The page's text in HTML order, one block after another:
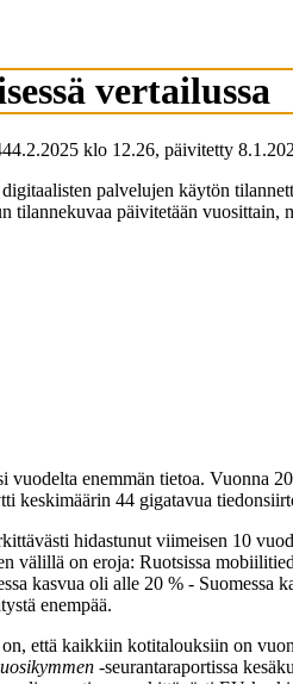
vertailussa
4.2.2025 klo 12.26, päivitetty
palvelujen käytön
päivitetään
enemmän tietoa.
keskimäärin 44 gigatavua
hidastunut viimeisen 10
välillä on eroja: Ruotsissa
kasvua oli alle 20 % -
enempää.
että kaikkiin kotitalouksiin on
-seurantaraportissa